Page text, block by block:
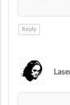
Reply